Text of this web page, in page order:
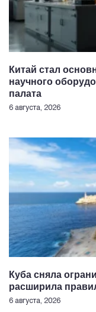
Китай стал
научного
палата
6 августа, 2026
Куба сняла
расширила
6 августа, 2026